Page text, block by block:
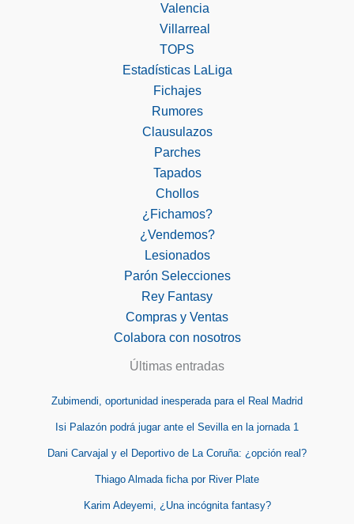
Valencia
Villarreal
TOPS
Estadísticas LaLiga
Fichajes
Rumores
Clausulazos
Parches
Tapados
Chollos
¿Fichamos?
¿Vendemos?
Lesionados
Parón Selecciones
Rey Fantasy
Compras y Ventas
Colabora con nosotros
Últimas entradas
Zubimendi, oportunidad inesperada para el Real Madrid
Isi Palazón podrá jugar ante el Sevilla en la jornada 1
Dani Carvajal y el Deportivo de La Coruña: ¿opción real?
Thiago Almada ficha por River Plate
Karim Adeyemi, ¿Una incógnita fantasy?